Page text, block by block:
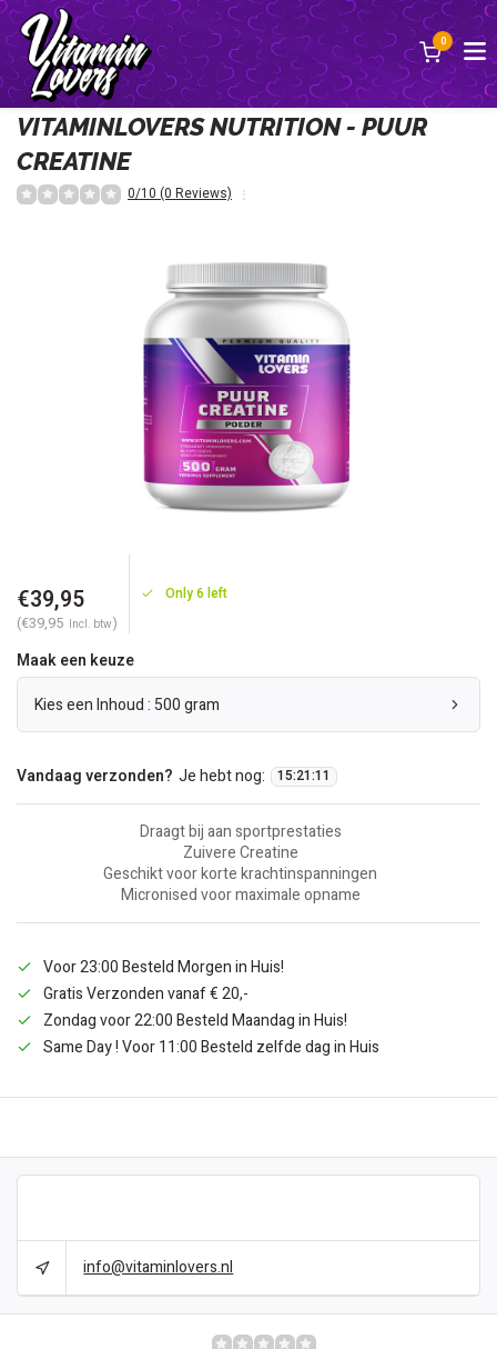
0
Terug
VITAMINLOVERS NUTRITION - PUUR
CREATINE
0/10 (0 Reviews)
€39,95
(€39,95 Incl. btw)
Only 6 left
Maak een keuze
Kies een Inhoud : 500 gram
Vandaag verzonden? Je hebt nog: 15:21:10
Draagt bij aan sportprestaties
Zuivere Creatine
Geschikt voor korte krachtinspanningen
Micronised voor maximale opname
Voor 23:00 Besteld Morgen in Huis!
Gratis Verzonden vanaf € 20,-
Zondag voor 22:00 Besteld Maandag in Huis!
Same Day ! Voor 11:00 Besteld zelfde dag in Huis
info@vitaminlovers.nl